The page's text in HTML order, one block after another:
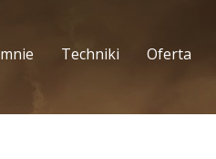
Techniki Oferta